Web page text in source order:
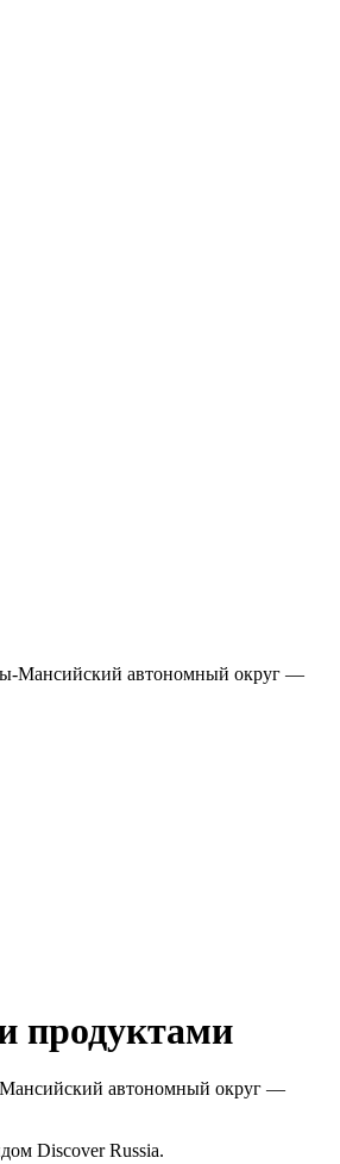
продуктами
Мансийский автономный округ —
Discover Russia.